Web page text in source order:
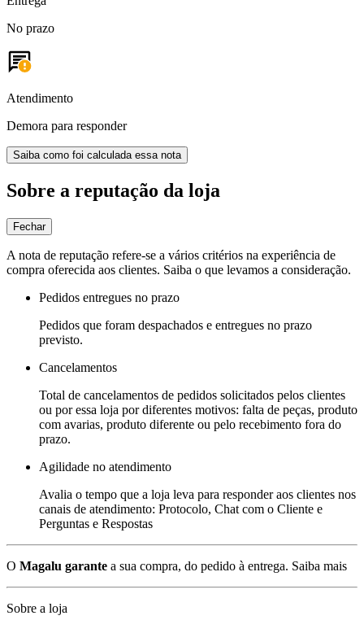
No prazo
Atendimento
Demora para responder
Saiba como foi calculada essa nota
Sobre a reputação da loja
Fechar
A nota de reputação refere-se a vários critérios na experiência de
compra oferecida aos clientes. Saiba o que levamos a consideração.
Pedidos entregues no prazo
Pedidos que foram despachados e entregues no prazo
previsto.
Cancelamentos
Total de cancelamentos de pedidos solicitados pelos clientes
ou por essa loja por diferentes motivos: falta de peças, produto
com avarias, produto diferente ou pelo recebimento fora do
prazo.
Agilidade no atendimento
Avalia o tempo que a loja leva para responder aos clientes nos
canais de atendimento: Protocolo, Chat com o Cliente e
Perguntas e Respostas
O Magalu garante a sua compra, do pedido à entrega. Saiba mais
Sobre a loja